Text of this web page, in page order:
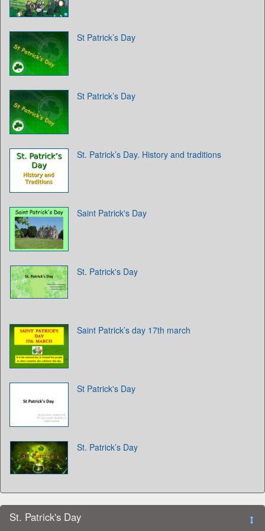
St Patrick’s Day
St Patrick’s Day
St. Patrick’s Day. History and traditions
Saint Patrick's Day
St. Patrick's Day
Saint Patrick’s day 17th march
St Patrick's Day
St. Patrick’s Day
St. Patrick's Day